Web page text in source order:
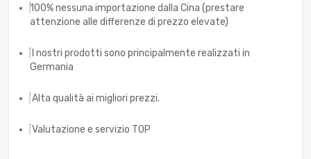
100% nessuna importazione dalla Cina (prestare
attenzione alle differenze di prezzo elevate)
I nostri prodotti sono principalmente realizzati in
Germania
Alta qualità ai migliori prezzi.
Valutazione e servizio TOP